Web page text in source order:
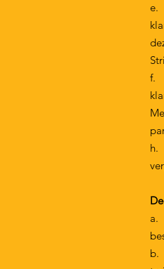
e.
f.
h.
a.
b.